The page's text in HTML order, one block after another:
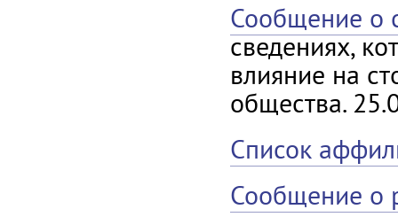
Сообщение о
сведениях,
влияние на
общества.
Список
Сообщение о